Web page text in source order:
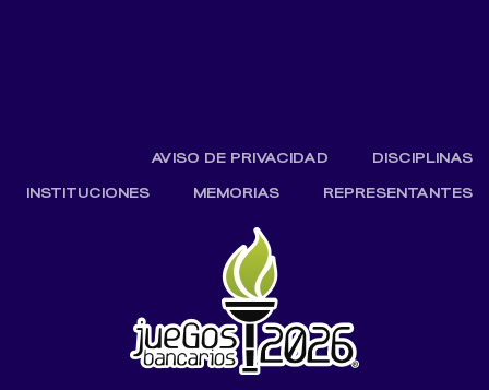
AVISO DE PRIVACIDAD
DISCIPLINAS
INSTITUCIONES
MEMORIAS REPRESENTANTES